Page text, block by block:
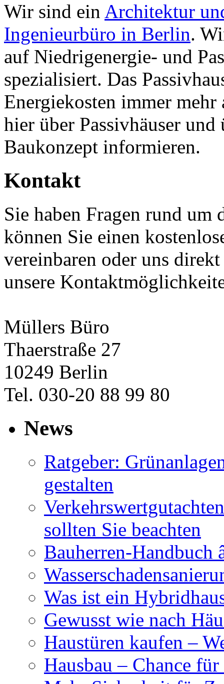
Wir sind ein Architektur
Ingenieurbüro in Berlin.
auf Niedrigenergie- und
spezialisiert. Das
Energiekosten immer
hier über Passivhäuser und
Baukonzept informieren.
Kontakt
Sie haben Fragen rund um
können Sie einen
vereinbaren oder uns
unsere
Müllers Büro
Thaerstraße 27
10249 Berlin
Tel. 030-20 88 99 80
News
Ratgeber:
gestalten
sollten Sie beachten
Bauherren-Handbuch
Was ist ein
Gewusst wie nach
Haustüren kaufen –
Hausbau – Chance